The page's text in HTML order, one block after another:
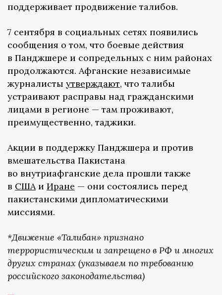
поддерживает продвижение талибов.
7 сентября в социальных сетях появились
сообщения о том, что боевые действия
в Панджшере и сопредельных с ним районах
продолжаются. Афганские независимые
журналисты утверждают, что талибы
устраивают расправы над гражданскими
лицами в регионе — там проживают,
преимущественно, таджики.
Акции в поддержку Панджшера и против
вмешательства Пакистана
во внутриафганские дела прошли также
в США и Иране — они состоялись перед
пакистанскими дипломатическими
миссиями.
*Движение «Талибан» признано
террористическим и запрещено в РФ и многих
других странах (указываем по требованию
российского законодательства)